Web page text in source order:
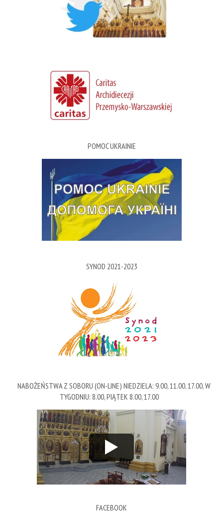
POMOC UKRAINIE
SYNOD 2021-2023
NABOŻEŃSTWA Z SOBORU (ON-LINE) NIEDZIELA: 9.00, 11.00, 17.00, W
TYGODNIU: 8.00, PIĄTEK 8.00, 17.00
FACEBOOK